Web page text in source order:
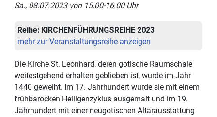
Sa., 08.07.2023 von 15.00-16.00 Uhr
Reihe: KIRCHENFÜHRUNGSREIHE 2023
mehr zur Veranstaltungsreihe anzeigen
Die Kirche St. Leonhard, deren gotische Raumschale
weitestgehend erhalten geblieben ist, wurde im Jahr
1440 geweiht. Im 17. Jahrhundert wurde sie mit einem
frühbarocken Heiligenzyklus ausgemalt und im 19.
Jahrhundert mit einer neugotischen Altarausstattung